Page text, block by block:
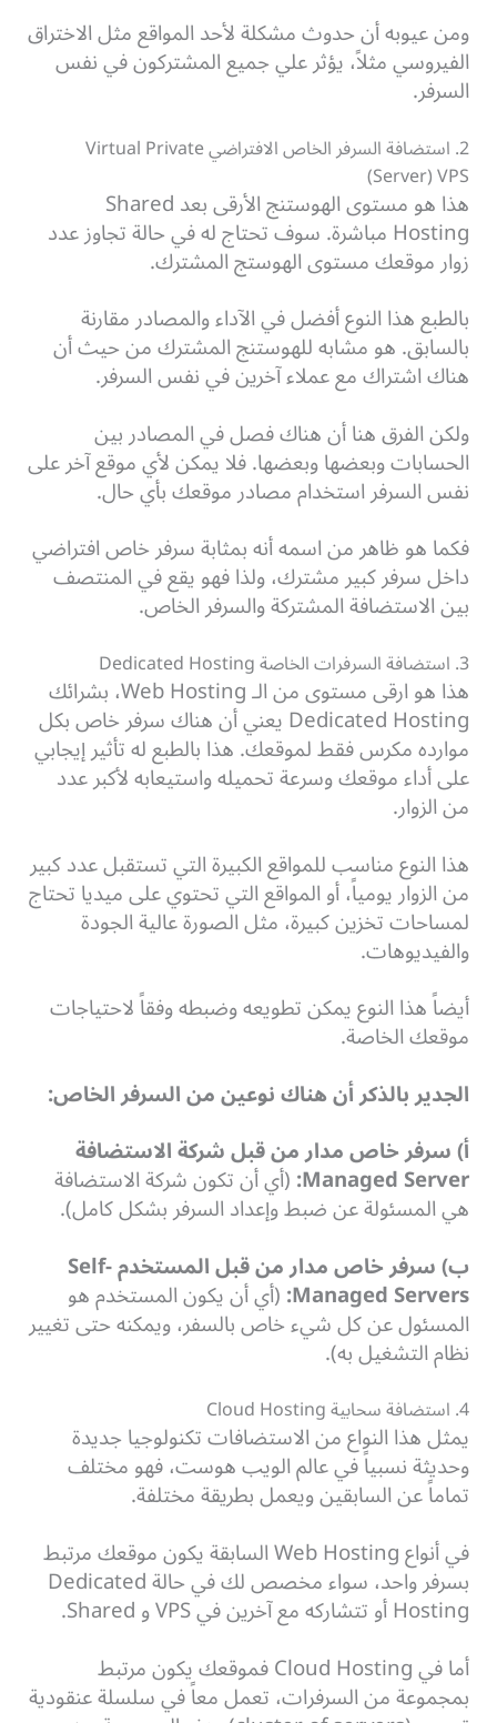
ومن عيوبه أن حدوث مشكلة لأحد المواقع مثل الاختراق
الفيروسي مثلاً، يؤثر علي جميع المشتركون في نفس
السرفر.
2. استضافة السرفر الخاص الافتراضي Virtual Private
Server) VPS)
هذا هو مستوى الهوستنج الأرقى بعد Shared
Hosting مباشرة. سوف تحتاج له في حالة تجاوز عدد
زوار موقعك مستوى الهوستج المشترك.
بالطبع هذا النوع أفضل في الآداء والمصادر مقارنة
بالسابق. هو مشابه للهوستنج المشترك من حيث أن
هناك اشتراك مع عملاء آخرين في نفس السرفر.
ولكن الفرق هنا أن هناك فصل في المصادر بين
الحسابات وبعضها وبعضها. فلا يمكن لأي موقع آخر على
نفس السرفر استخدام مصادر موقعك بأي حال.
فكما هو ظاهر من اسمه أنه بمثابة سرفر خاص افتراضي
داخل سرفر كبير مشترك، ولذا فهو يقع في المنتصف
بين الاستضافة المشتركة والسرفر الخاص.
3. استضافة السرفرات الخاصة Dedicated Hosting
هذا هو ارقى مستوى من الـ Web Hosting، بشرائك
Dedicated Hosting يعني أن هناك سرفر خاص بكل
موارده مكرس فقط لموقعك.هذا بالطبع له تأثير إيجابي
على أداء موقعك وسرعة تحميله واستيعابه لأكبر عدد
من الزوار.
هذا النوع مناسب للمواقع الكبيرة التي تستقبل عدد كبير
من الزوار يومياً، أو المواقع التي تحتوي على ميديا تحتاج
لمساحات تخزين كبيرة، مثل الصورة عالية الجودة
والفيديوهات.
أيضاً هذا النوع يمكن تطويعه وضبطه وفقاً لاحتياجات
موقعك الخاصة.
الجدير بالذكر أن هناك نوعين من السرفر الخاص:
أ) سرفر خاص مدار من قبل شركة الاستضافة
Managed Server: (أي أن تكون شركة الاستضافة
هي المسئولة عن ضبط وإعداد السرفر بشكل كامل).
ب) سرفر خاص مدار من قبل المستخدم Self-
Managed Servers: (أي أن يكون المستخدم هو
المسئول عن كل شيء خاص بالسفر، ويمكنه حتى تغيير
نظام التشغيل به).
4. استضافة سحابية Cloud Hosting
يمثل هذا النواع من الاستضافات تكنولوجيا جديدة
وحديثة نسبياً في عالم الويب هوست، فهو مختلف
تماماً عن السابقين ويعمل بطريقة مختلفة.
في أنواع Web Hosting السابقة يكون موقعك مرتبط
بسرفر واحد، سواء مخصص لك في حالة Dedicated
Hosting أو تتشاركه مع آخرين في VPS و Shared.
أما في Cloud Hosting فموقعك يكون مرتبط
بمجموعة من السرفرات، تعمل معاً في سلسلة عنقودية